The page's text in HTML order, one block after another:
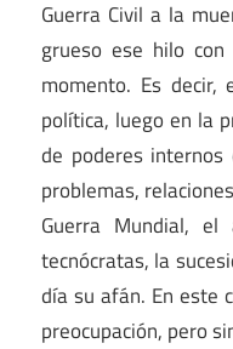
Guerra Civil a la
grueso ese hilo
momento. Es
política, luego en la
de poderes
problemas,
Guerra Mundial,
tecnócratas, la
día su afán. En este
preocupación, pero